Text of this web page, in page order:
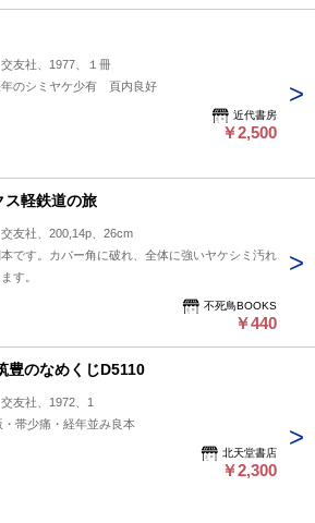
友社、1977、１冊
年のシミヤケ少有 頁内良好
近代書房
￥2,500
ス軽鉄道の旅
友社、200,14p、26cm
です。カバー角に破れ、全体に強いヤケシミ汚れ
す。
不死鳥BOOKS
￥440
のなめくじD5110
友社、1972、1
・帯少痛・経年並み良本
北天堂書店
￥2,300